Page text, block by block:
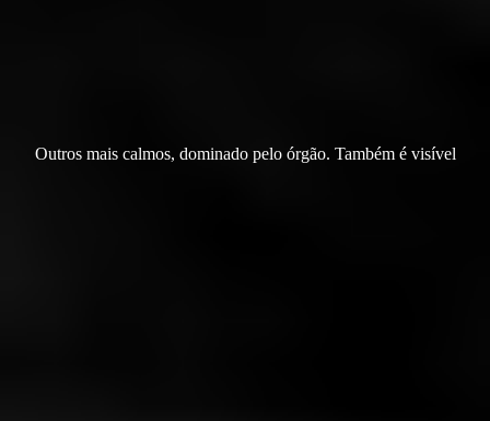
Outros mais calmos, dominado pelo órgão. Também é visível